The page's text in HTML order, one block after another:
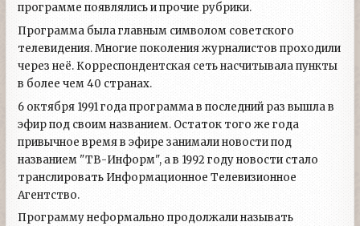
программе появлялись и прочие рубрики.
Программа была главным символом советского
телевидения. Многие поколения журналистов проходили
через неё. Корреспондентская сеть насчитывала пункты
в более чем 40 странах.
6 октября 1991 года программа в последний раз вышла в
эфир под своим названием. Остаток того же года
привычное время в эфире занимали новости под
названием "ТВ-Информ", а в 1992 году новости стало
транслировать Информационное Телевизионное
Агентство.
Программу неформально продолжали называть